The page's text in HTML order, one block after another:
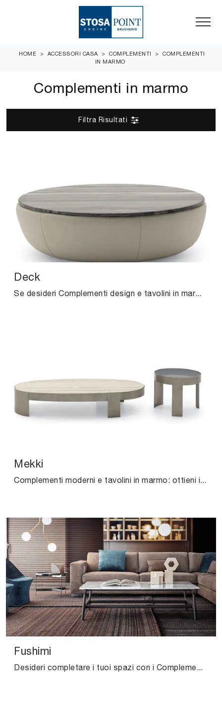
HOME > ACCESSORI CASA > COMPLEMENTI >
COMPLEMENTI
IN MARMO
Complementi in marmo
Filtra Risultati
Deck
Se desideri Complementi design e tavolini in marmo ottieni informazioni sul modello Deck della marca Ditre Italia.
Mekki
Complementi moderni e tavolini in marmo: ottieni informazioni sul modello Mekki di Ditre Italia e potrai completare i tuoi spazi.
Fushimi
Desideri completare i tuoi spazi con i Complementi Pianca? Eccoti diversi modelli di tavolini in marmo come Fushimi.